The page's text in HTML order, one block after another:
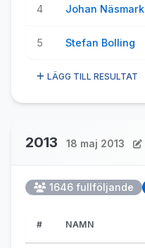
4 Johan Näsmark
5 Stefan Bolling
LÄGG TILL RESULTAT
2013 18 maj 2013
1646 fullföljande
# NAMN